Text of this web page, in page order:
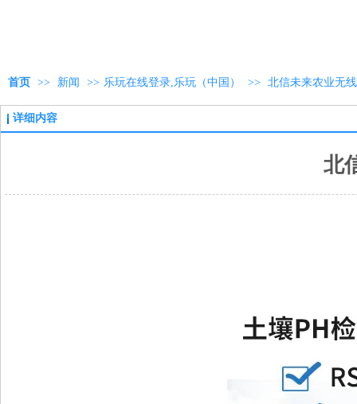
首页 >> 新闻 >> 乐玩在线登录,乐玩（中国） >> 北信未来农业无
详细内容
北